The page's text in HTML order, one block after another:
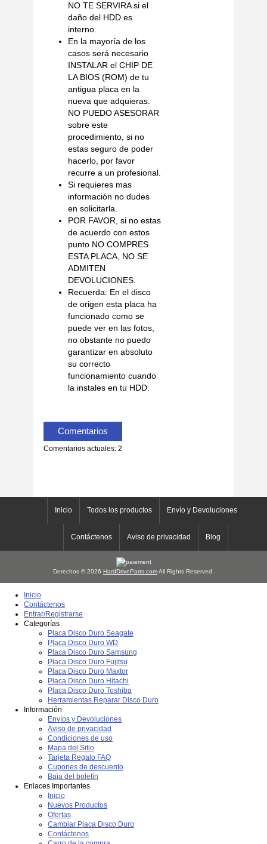
NO TE SERVIRA si el
daño del HDD es
interno.
En la mayoría de los
casos será necesario
INSTALAR el CHIP DE
LA BIOS (ROM) de tu
antigua placa en la
nueva que adquieras.
NO PUEDO ASESORAR
sobre este
procedimiento, si no
estas seguro de poder
hacerlo, por favor
recurre a un profesional.
Si requieres mas
información no dudes
en solicitarla.
POR FAVOR, si no estas
de acuerdo con estos
punto NO COMPRES
ESTA PLACA, NO SE
ADMITEN
DEVOLUCIONES.
Recuerda: En el disco
de origen esta placa ha
funcionado como se
puede ver en las fotos,
no obstante no puedo
garantizar en absoluto
su correcto
funcionamiento cuando
la instales en tu HDD.
Comentarios
Comentarios actuales: 2
Inicio Todos los productos Envío y Devoluciones
Contáctenos Aviso de privacidad Blog
Derechos © 2026 HardDriveParts.comAll Rights Reserved.
Inicio
Contáctenos
Entrar/Registrarse
Categorías
Placa Disco Duro Seagate
Placa Disco Duro WD
Placa Disco Duro Samsung
Placa Disco Duro Fujitsu
Placa Disco Duro Maxtor
Placa Disco Duro Hitachi
Placa Disco Duro Toshiba
Herramientas Reparar Disco Duro
Información
Envíos y Devoluciones
Aviso de privacidad
Condiciones de uso
Mapa del Sitio
Tarjeta Regalo FAQ
Cupones de descuento
Baja del boletín
Enlaces Importantes
Inicio
Nuevos Productos
Ofertas
Cambiar Placa Disco Duro
Contáctenos